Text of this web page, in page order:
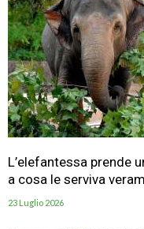
L’elefantessa prende
a cosa le serviva
23 Luglio 2026